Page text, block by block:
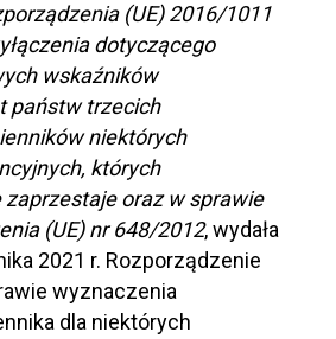
(UE) 2016/1011
dotyczącego
wskaźników
państw trzecich
niektórych
których
oraz w sprawie
(UE) nr 648/2012, wydała
2021 r. Rozporządzenie
wyznaczenia
dla niektórych